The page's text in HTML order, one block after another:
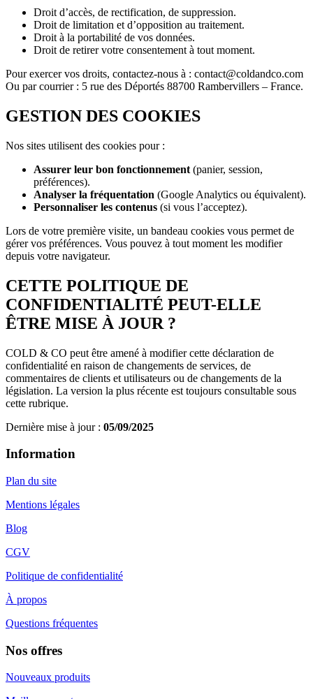
Droit d’accès, de rectification, de suppression.
Droit de limitation et d’opposition au traitement.
Droit à la portabilité de vos données.
Droit de retirer votre consentement à tout moment.
Pour exercer vos droits, contactez-nous à : contact@coldandco.com
Ou par courrier : 5 rue des Déportés 88700 Rambervillers – France.
GESTION DES COOKIES
Nos sites utilisent des cookies pour :
Assurer leur bon fonctionnement (panier, session,
préférences).
Analyser la fréquentation (Google Analytics ou équivalent).
Personnaliser les contenus (si vous l’acceptez).
Lors de votre première visite, un bandeau cookies vous permet de
gérer vos préférences. Vous pouvez à tout moment les modifier
depuis votre navigateur.
CETTE POLITIQUE DE
CONFIDENTIALITÉ PEUT-ELLE
ÊTRE MISE À JOUR ?
COLD & CO peut être amené à modifier cette déclaration de
confidentialité en raison de changements de services, de
commentaires de clients et utilisateurs ou de changements de la
législation. La version la plus récente est toujours consultable sous
cette rubrique.
Dernière mise à jour : 05/09/2025
Information
Plan du site
Mentions légales
Blog
CGV
Politique de confidentialité
À propos
Questions fréquentes
Nos offres
Nouveaux produits